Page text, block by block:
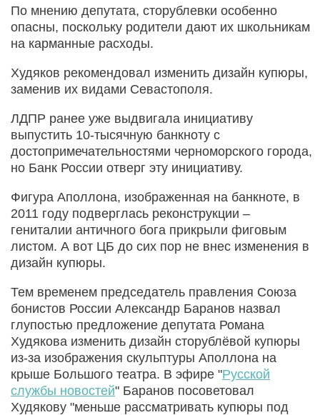
По мнению депутата, сторублевки особенно
опасны, поскольку родители дают их школьникам
на карманные расходы.
Худяков рекомендовал изменить дизайн купюры,
заменив их видами Севастополя.
ЛДПР ранее уже выдвигала инициативу
выпустить 10-тысячную банкноту с
достопримечательностями черноморского города,
но Банк России отверг эту инициативу.
Фигура Аполлона, изображенная на банкноте, в
2011 году подверглась реконструкции –
гениталии античного бога прикрыли фиговым
листом. А вот ЦБ до сих пор не внес изменения в
дизайн купюры.
Тем временем председатель правления Союза
бонистов России Александр Баранов назвал
глупостью предложение депутата Романа
Худякова изменить дизайн сторублёвой купюры
из-за изображения скульптуры Аполлона на
крыше Большого театра. В эфире "Русской
службы новостей" Баранов посоветовал
Худякову "меньше рассматривать купюры под